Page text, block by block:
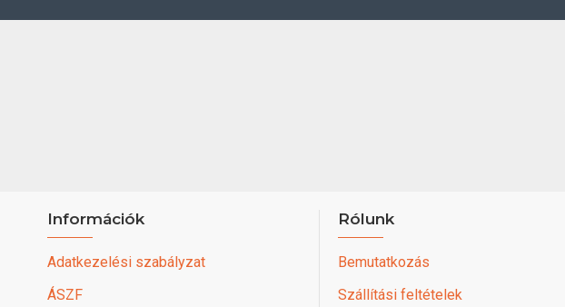
Információk
Adatkezelési szabályzat
ÁSZF
Rólunk
Bemutatkozás
Szállítási feltételek